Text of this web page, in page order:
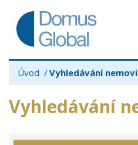
Úvod Vyhledávání
Vyhledávání